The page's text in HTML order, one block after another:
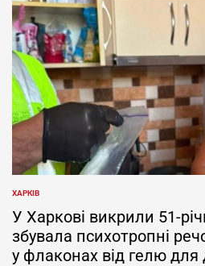
ОПУБЛІКУВАТИ
У
ХАРКІВ
У Харкові викрили 51-
збувала психотропні
у флаконах від гелю для